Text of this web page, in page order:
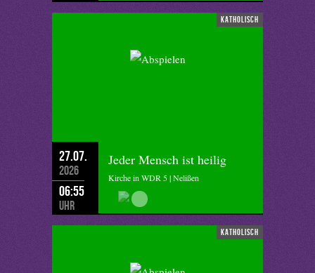
katholisch
27.07.
2026
06:55
Uhr
Jeder Mensch ist heilig
Kirche in WDR 5 | Nelißen
katholisch